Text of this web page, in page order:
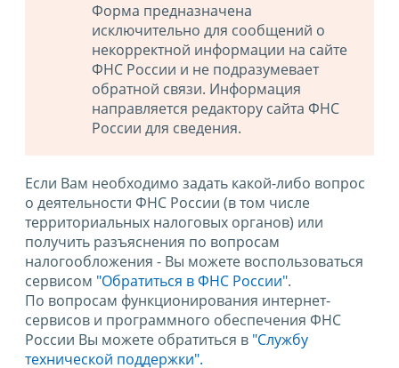
Форма предназначена
исключительно для сообщений о
некорректной информации на сайте
ФНС России и не подразумевает
обратной связи. Информация
направляется редактору сайта ФНС
России для сведения.
Если Вам необходимо задать какой-либо вопрос
о деятельности ФНС России (в том числе
территориальных налоговых органов) или
получить разъяснения по вопросам
налогообложения - Вы можете воспользоваться
сервисом "Обратиться в ФНС России".
По вопросам функционирования интернет-
сервисов и программного обеспечения ФНС
России Вы можете обратиться в "Службу
технической поддержки".